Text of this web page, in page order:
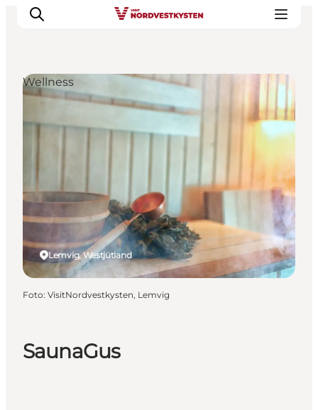
Urlaubsorte
Inspiration
Unterkunft
Mach deine Urlaubsplanung
SaunaGus
Lemvig, Westjütland
Wellness
Foto: VisitNordvestkysten, Lemvig